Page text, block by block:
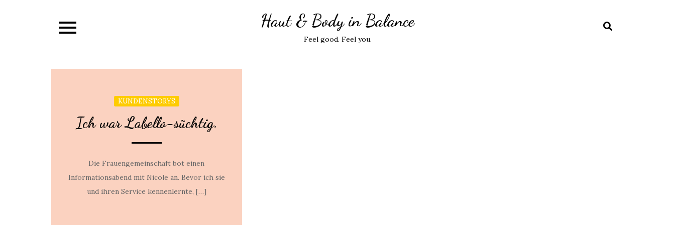
Haut & Body in Balance
Feel good. Feel you.
KUNDENSTORYS
Ich war Labello-süchtig.
Die Frauengemeinschaft bot einen
Informationsabend mit Nicole an. Bevor ich sie
und ihren Service kennenlernte, […]